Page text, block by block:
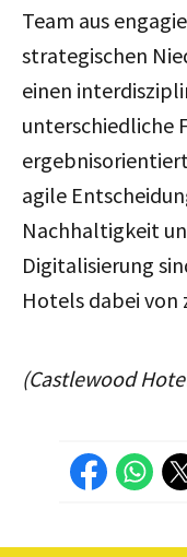
Team aus
strategischen
einen
unterschiedliche
agile
Nachhaltigkeit
Digitalisierung
Hotels dabei
(Castlewood